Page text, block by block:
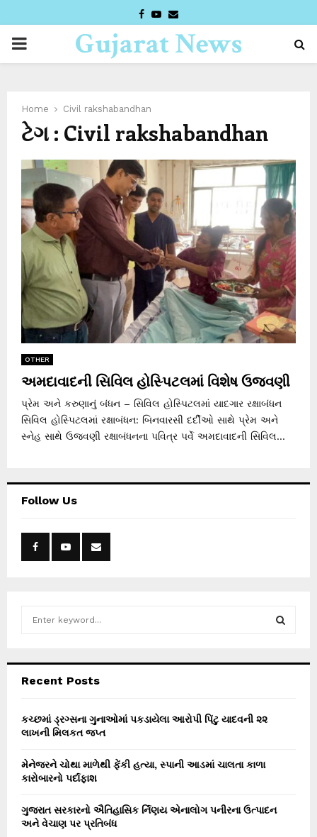
FACEBOOK
YOUTUBE
EMAIL
PRIMARYGujarat News
Home Civil rakshabandhan
ટેગ : Civil rakshabandhan
OTHER
અમદાવાદની સિવિલ હોસ્પિટલમાં વિશેષ ઉજવણી
પ્રેમ અને કરુણાનું બંધન – સિવિલ હોસ્પિટલમાં યાદગાર રક્ષાબંધન
સિવિલ હોસ્પિટલમાં રક્ષાબંધન: બિનવારસી દર્દીઓ સાથે પ્રેમ અને
સ્નેહ સાથે ઉજવણી રક્ષાબંધનના પવિત્ર પર્વે અમદાવાદની સિવિલ...
Follow Us
h
o
r
Recent Posts
કચ્છમાં ડ્રગ્સના ગુનાઓમાં પકડાયેલા આરોપી પિંટુ યાદવની ૨૨
લાખની મિલકત જપ્ત
મેનેજરને ચોથા માળેથી ફેંકી હત્યા, સ્પાની આડમાં ચાલતા કાળા
કારોબારનો પર્દાફાશ
ગુજરાત સરકારનો ઐતિહાસિક ર્નિણય એનાલોગ પનીરના ઉત્પાદન
અને વેચાણ પર પ્રતિબંધ